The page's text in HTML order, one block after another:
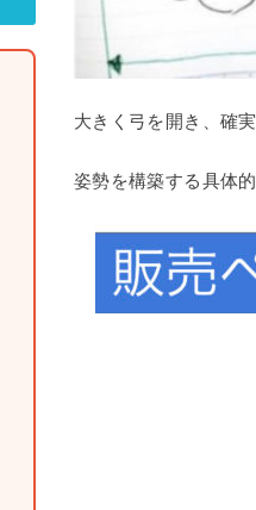
大きく弓を開き、確
姿勢を構築する具体